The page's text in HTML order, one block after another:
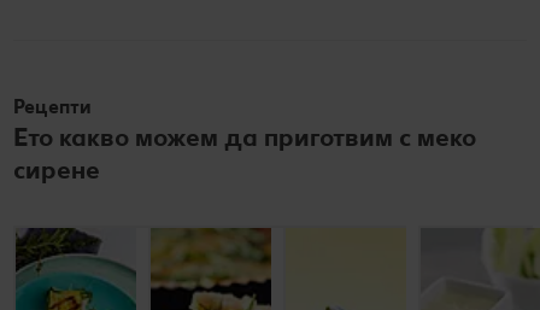
Рецепти
Ето какво можем да приготвим с меко
сирене
Джобчета
от
тиквичка с